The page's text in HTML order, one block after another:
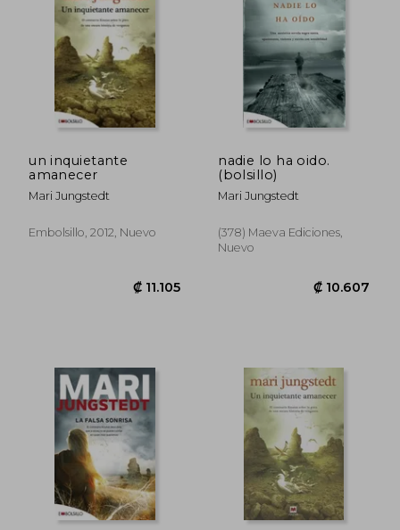
un inquietante
amanecer
Mari Jungstedt
Embolsillo, 2012, Nuevo
nadie lo ha oido.
(bolsillo)
Mari Jungstedt
(378) Maeva Ediciones,
Nuevo